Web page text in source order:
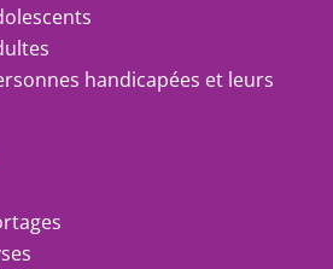
handicapées et leurs